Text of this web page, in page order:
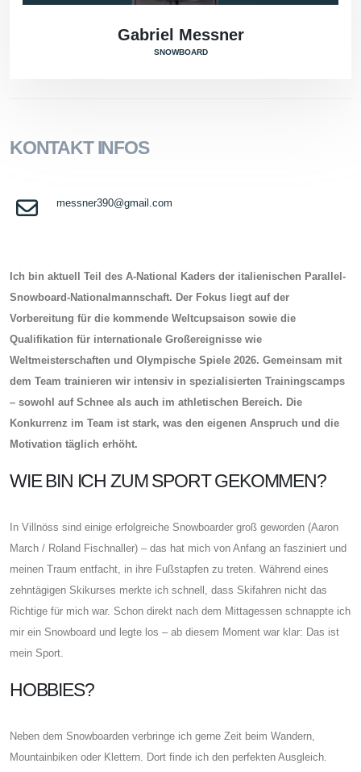
Gabriel Messner
SNOWBOARD
KONTAKT INFOS
messner390@gmail.com
Ich bin aktuell Teil des A-National Kaders der italienischen Parallel-
Snowboard-Nationalmannschaft. Der Fokus liegt auf der
Vorbereitung für die kommende Weltcupsaison sowie die
Qualifikation für internationale Großereignisse wie
Weltmeisterschaften und Olympische Spiele 2026. Gemeinsam mit
dem Team trainieren wir intensiv in spezialisierten Trainingscamps
– sowohl auf Schnee als auch im athletischen Bereich. Die
Konkurrenz im Team ist stark, was den eigenen Anspruch und die
Motivation täglich erhöht.
WIE BIN ICH ZUM SPORT GEKOMMEN?
In Villnöss sind einige erfolgreiche Snowboarder groß geworden (Aaron
March / Roland Fischnaller) – das hat mich von Anfang an fasziniert und
meinen Traum entfacht, in ihre Fußstapfen zu treten. Während eines
zehntägigen Skikurses merkte ich schnell, dass Skifahren nicht das
Richtige für mich war. Schon direkt nach dem Mittagessen schnappte ich
mir ein Snowboard und legte los – ab diesem Moment war klar: Das ist
mein Sport.
HOBBIES?
Neben dem Snowboarden verbringe ich gerne Zeit beim Wandern,
Mountainbiken oder Klettern. Dort finde ich den perfekten Ausgleich.